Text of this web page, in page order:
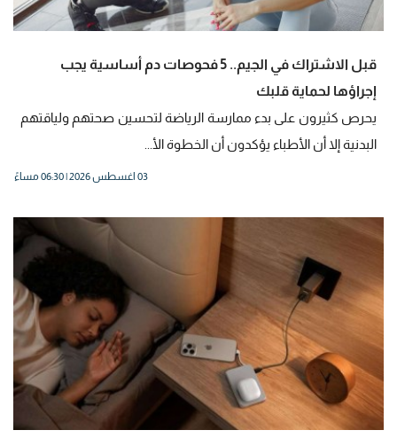
قبل الاشتراك في الجيم.. 5 فحوصات دم أساسية يجب
إجراؤها لحماية قلبك
يحرص كثيرون على بدء ممارسة الرياضة لتحسين صحتهم ولياقتهم
البدنية إلا أن الأطباء يؤكدون أن الخطوة الأ...
03 اغسطس 2026 | 06:30 مساءً